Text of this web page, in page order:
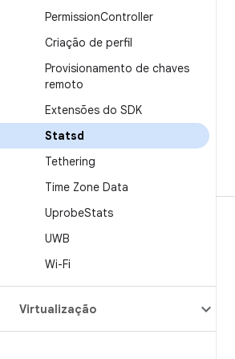
PermissionController
Criação de perfil
Provisionamento de chaves
remoto
Extensões do SDK
Statsd
Tethering
Time Zone Data
UprobeStats
UWB
Wi-Fi
Virtualização
CRIAR
Como fazer o download
Visualizar códigos binários